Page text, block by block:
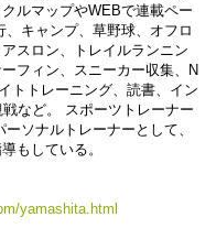
ルマップやWEBで連載ペー
キャンプ、草野球、オフロ
スロン、トレイルランニン
フィン、スニーカー収集、N
トトレーニング、読書、イン
など。 スポーツトレーナー
ソナルトレーナーとして、
もしている。
yamashita.html